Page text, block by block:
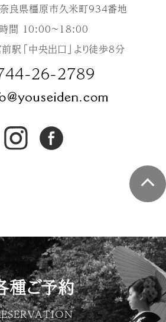
良県橿原市久米町934番地
間 10:00～18:00
駅「中央出口」より徒歩8分
26-2789
種ご予約